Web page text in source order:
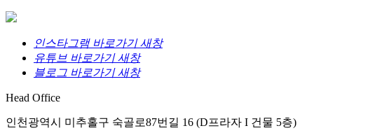
인스타그램 바로가기 새창
유튜브 바로가기 새창
블로그 바로가기 새창
Head Office
인천광역시 미추홀구 숙골로87번길 16 (D프라자 I 건물 5층)